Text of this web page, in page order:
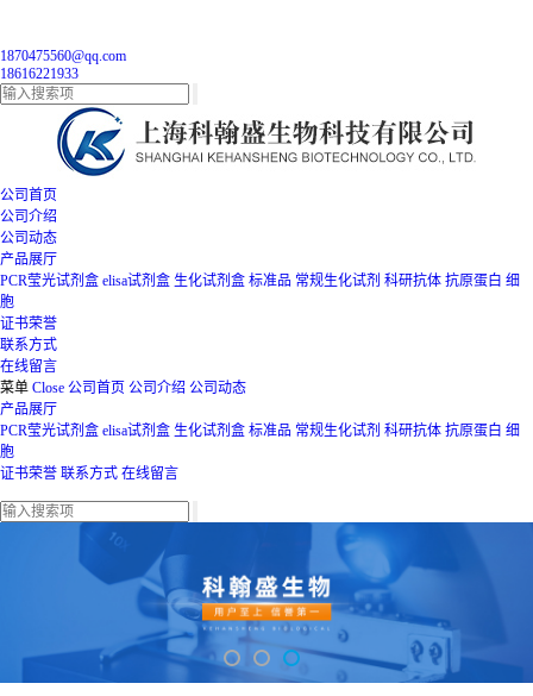
1870475560@qq.com
18616221933
公司首页
公司介绍
公司动态
产品展厅
PCR莹光试剂盒 elisa试剂盒 生化试剂盒 标准品 常规生化试剂 科研抗体 抗原蛋白 细
胞
证书荣誉
联系方式
在线留言
菜单 Close 公司首页 公司介绍 公司动态
产品展厅
PCR莹光试剂盒 elisa试剂盒 生化试剂盒 标准品 常规生化试剂 科研抗体 抗原蛋白 细
胞
证书荣誉 联系方式 在线留言